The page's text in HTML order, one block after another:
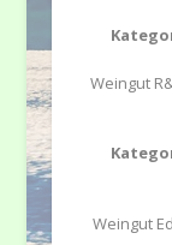
Weingut
Weingut